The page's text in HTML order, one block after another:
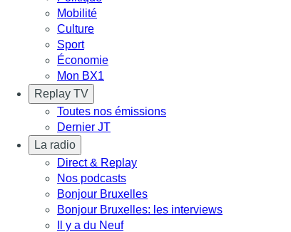
Mobilité
Culture
Sport
Économie
Mon BX1
Replay TV
Toutes nos émissions
Dernier JT
La radio
Direct & Replay
Nos podcasts
Bonjour Bruxelles
Bonjour Bruxelles: les interviews
Il y a du Neuf